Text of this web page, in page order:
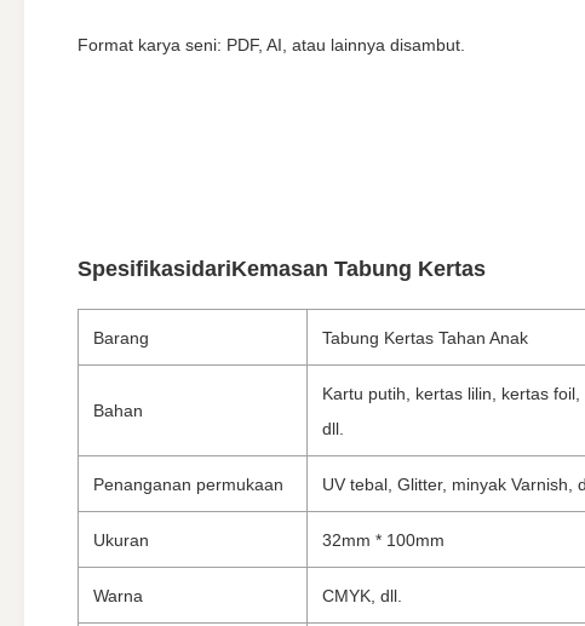
Format karya seni: PDF, AI, atau lainnya disambut.
SpesifikasidariKemasan Tabung Kertas
Barang Tabung Kertas Tahan Anak
Bahan
Kartu putih, kertas lilin, kertas
dll.
Penanganan permukaan UV tebal, Glitter, minyak Varnish,
Ukuran 32mm * 100mm
Warna CMYK, dll.